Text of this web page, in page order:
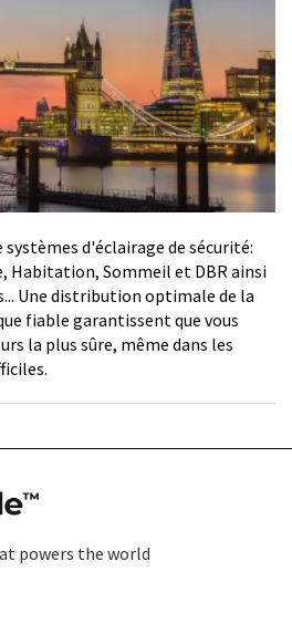
d'éclairage de sécurité:
Habitation, Sommeil et DBR ainsi
Une distribution optimale de la
fiable garantissent que vous
la plus sûre, même dans les
powers the world